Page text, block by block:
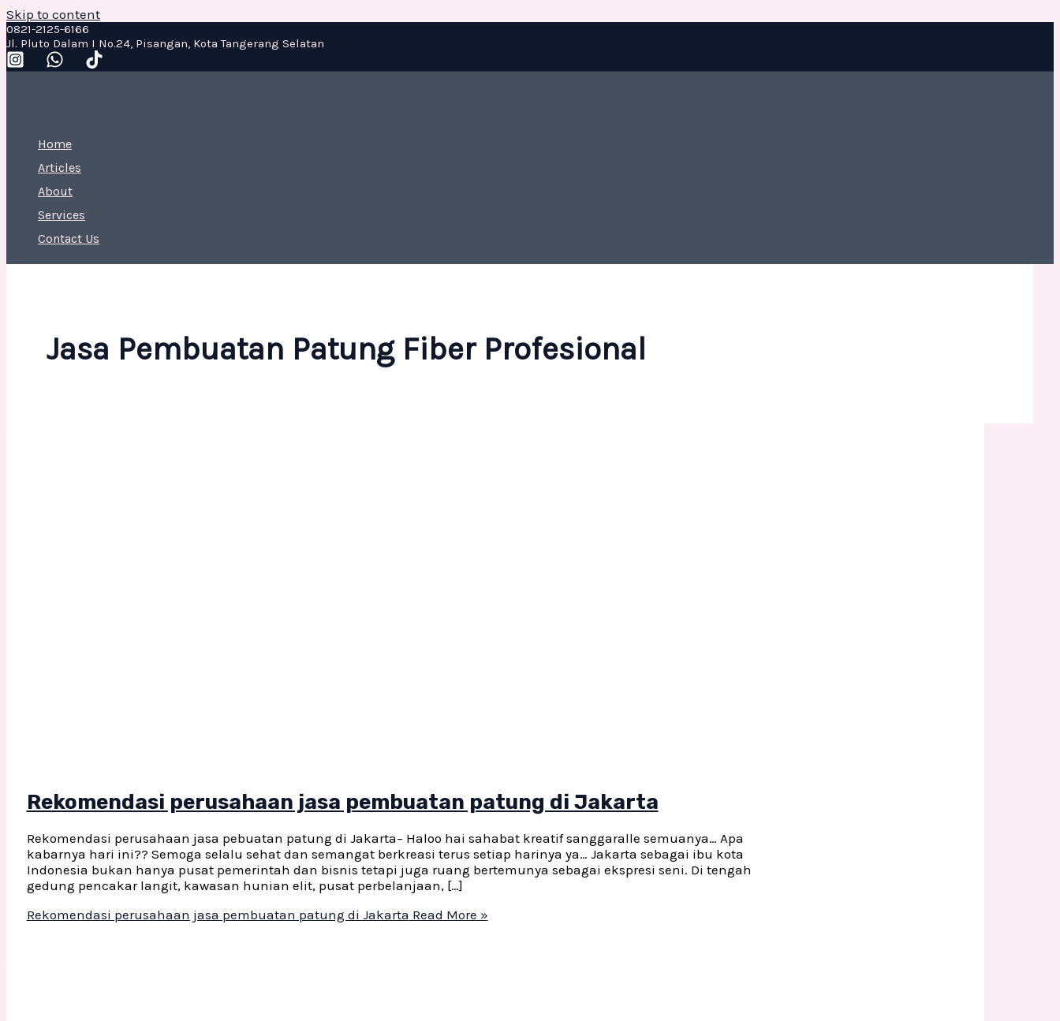
Skip to content
0821-2125-6166
Jl. Pluto Dalam I No.24, Pisangan, Kota Tangerang Selatan
Home
Articles
About
Services
Contact Us
Jasa Pembuatan Patung Fiber Profesional
Rekomendasi perusahaan jasa pembuatan patung di Jakarta
Rekomendasi perusahaan jasa pebuatan patung di Jakarta– Haloo hai sahabat kreatif sanggaralle semuanya… Apa
kabarnya hari ini?? Semoga selalu sehat dan semangat berkreasi terus setiap harinya ya… Jakarta sebagai ibu kota
Indonesia bukan hanya pusat pemerintah dan bisnis tetapi juga ruang bertemunya sebagai ekspresi seni. Di tengah
gedung pencakar langit, kawasan hunian elit, pusat perbelanjaan, […]
Rekomendasi perusahaan jasa pembuatan patung di Jakarta Read More »